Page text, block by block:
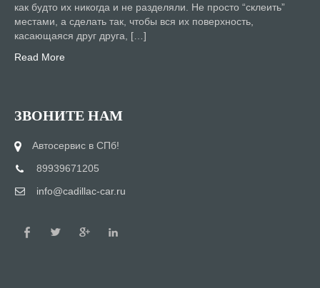
как будто их никогда и не разделяли. Не просто “склеить”
местами, а сделать так, чтобы вся их поверхность,
касающаяся друг друга, […]
Read More
ЗВОНИТЕ НАМ
Автосервис в СПб!
89939671205
info@cadillac-car.ru